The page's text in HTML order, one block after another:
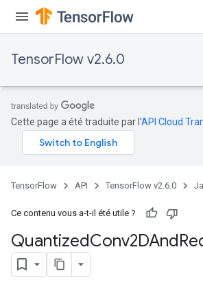
TensorFlow v2.6.0
Cette page a été traduite par l'API Cloud
TensorFlow API TensorFlow v2.6.0
Ce contenu vous a-t-il été utile ?
QuantizedConv2DAnd